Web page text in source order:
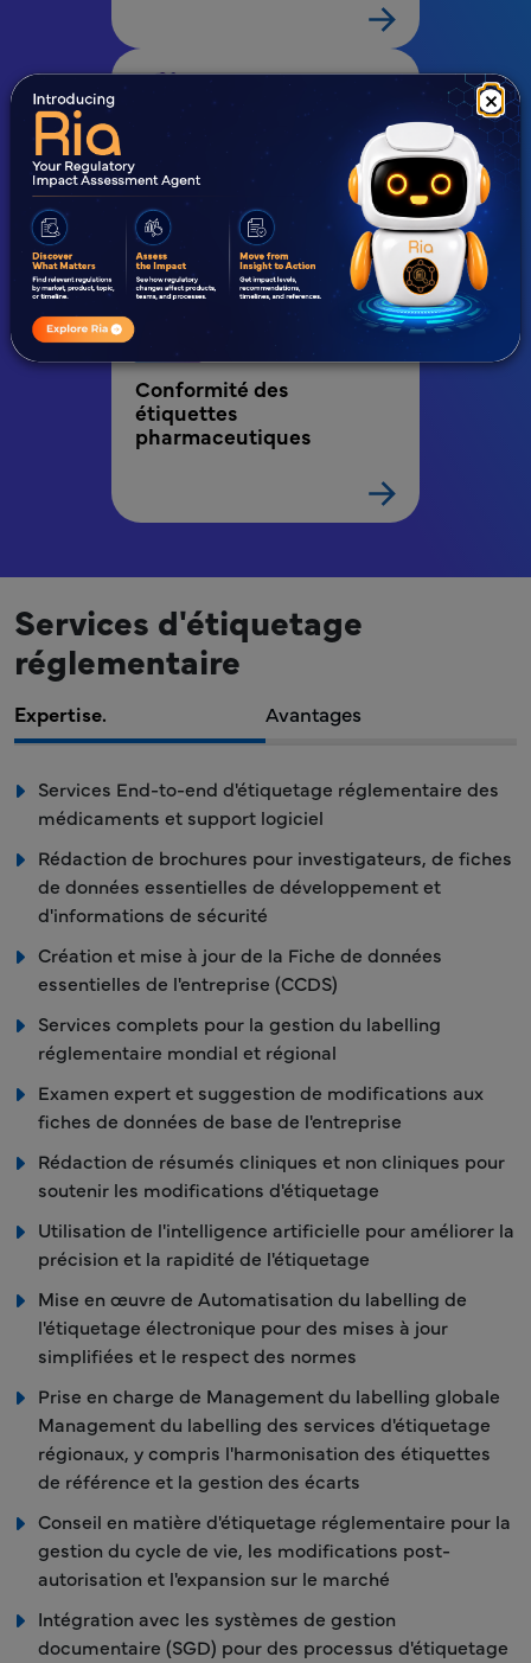
×
Services d'étiquetage
réglementaire basés sur
Conformité des
étiquettes
pharmaceutiques
Services d'étiquetage
réglementaire
Expertise. Avantages
Services End-to-end d'étiquetage réglementaire des
médicaments et support logiciel
Rédaction de brochures pour investigateurs, de fiches
de données essentielles de développement et
d'informations de sécurité
Création et mise à jour de la Fiche de données
essentielles de l'entreprise (CCDS)
Services complets pour la gestion du labelling
réglementaire mondial et régional
Examen expert et suggestion de modifications aux
fiches de données de base de l'entreprise
Rédaction de résumés cliniques et non cliniques pour
soutenir les modifications d'étiquetage
Utilisation de l'intelligence artificielle pour améliorer la
précision et la rapidité de l'étiquetage
Mise en œuvre de Automatisation du labelling de
l'étiquetage électronique pour des mises à jour
simplifiées et le respect des normes
Prise en charge de Management du labelling globale
Management du labelling des services d'étiquetage
régionaux, y compris l'harmonisation des étiquettes
de référence et la gestion des écarts
Conseil en matière d'étiquetage réglementaire pour la
gestion du cycle de vie, les modifications post-
autorisation et l'expansion sur le marché
Intégration avec les systèmes de gestion
documentaire (SGD) pour des processus d'étiquetage